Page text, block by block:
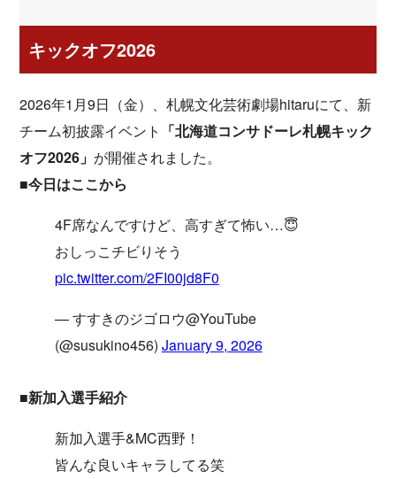
キックオフ2026
2026年1月9日（金）、札幌文化芸術劇場hitaruにて、新
チーム初披露イベント 「北海道コンサドーレ札幌キック
オフ2026」 が開催されました。
■今日はここから
4F席なんですけど、高すぎて怖い…😇
おしっこチビりそう
pic.twitter.com/2FI00jd8F0
— すすきのジゴロウ@YouTube
(@susukino456) January 9, 2026
■新加入選手紹介
新加入選手&MC西野！
皆んな良いキャラしてる笑